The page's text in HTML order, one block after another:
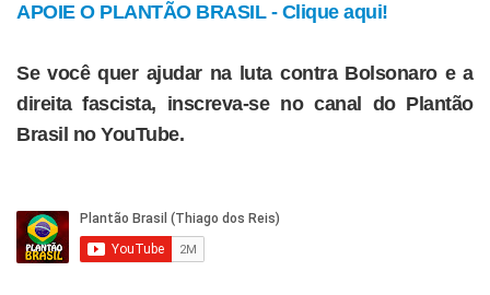
APOIE O PLANTÃO BRASIL - Clique aqui!
Se você quer ajudar na luta contra Bolsonaro e a
direita fascista, inscreva-se no canal do Plantão
Brasil no YouTube.